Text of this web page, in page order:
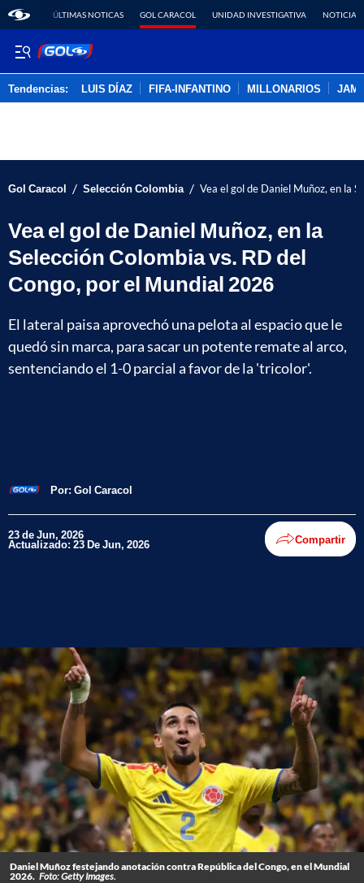
ÚLTIMAS NOTICAS GOL CARACOL UNIDAD INVESTIGATIVA NOTICIAS
Tendencias: LUIS DÍAZ FIFA-INFANTINO MILLONARIOS
Gol Caracol / Selección Colombia / Vea el gol de Daniel Muñoz, en la
Vea el gol de Daniel Muñoz, en la
Selección Colombia vs. RD del
Congo, por el Mundial 2026
El lateral paisa aprovechó una pelota al espacio que le
quedó sin marca, para sacar un potente remate al arco,
sentenciando el 1-0 parcial a favor de la 'tricolor'.
Por: Gol Caracol
23 de Jun, 2026
Actualizado: 23 De Jun, 2026 Compartir
Daniel Muñoz festejando anotación contra República del Congo, en el Mundial
2026. Foto: Getty Images.